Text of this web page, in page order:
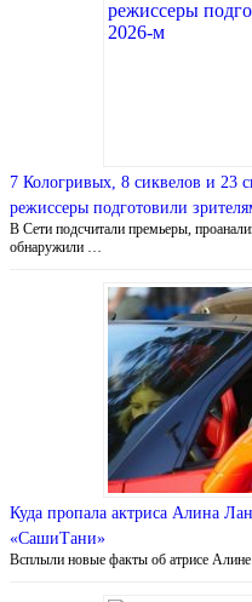
7 Кологривых, 8 сиквелов и 23
режиссеры подготовили
В Сети подсчитали премьеры,
обнаружили …
Куда пропала актриса Алина
«СашиТани»
Всплыли новые факты об атрисе